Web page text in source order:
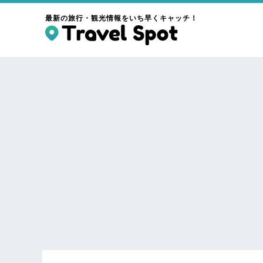
最新の旅行・観光情報をいち早くキャッチ！